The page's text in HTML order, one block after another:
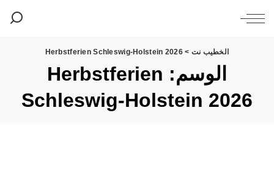
الخطيب نت >
Herbstferien Schleswig-Holstein 2026
الوسم: Herbstferien
Schleswig-Holstein 2026